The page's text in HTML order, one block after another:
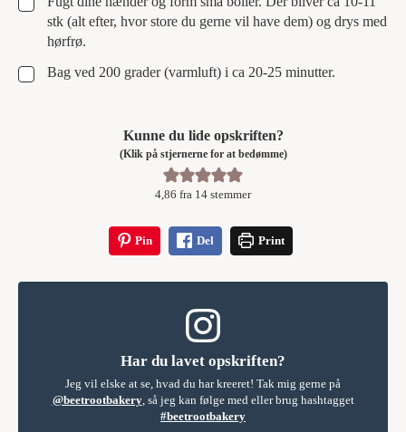
stk (alt efter, hvor store du gerne vil have dem) og drys med
hørfrø.
▢
Bag ved 200 grader (varmluft) i ca 20-25 minutter.
Kunne du lide opskriften?
(Klik på stjernerne for at bedømme)
4,86 fra 14 stemmer
Pin Del Print
Har du lavet opskriften?
Jeg vil elske at se, hvad du har kreeret! Tak mig gerne på
@beetrootbakery, så jeg kan følge med eller brug hashtagget
#beetrootbakery